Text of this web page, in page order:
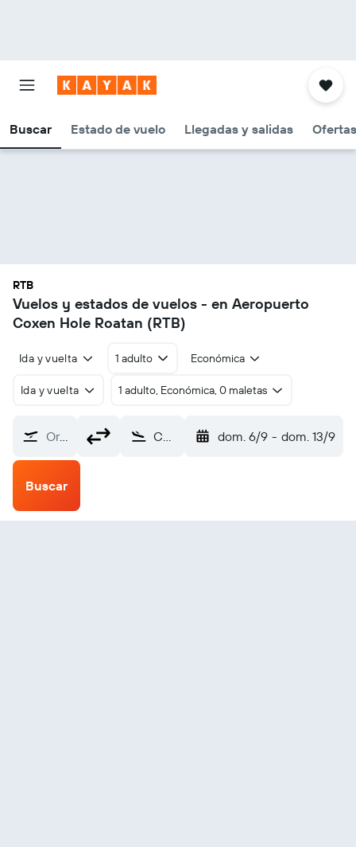
Buscar Estado de vuelo Llegadas y salidas Ofertas
RTB
Vuelos y estados de vuelos - en Aeropuerto
Coxen Hole Roatan (RTB)
Ida y vuelta 1 adulto Económica
Ida y vuelta 1 adulto, Económica, 0 maletas
Origen Coxen Hole Roatan (RTB) dom. 6/9 - dom. 13/9
Buscar